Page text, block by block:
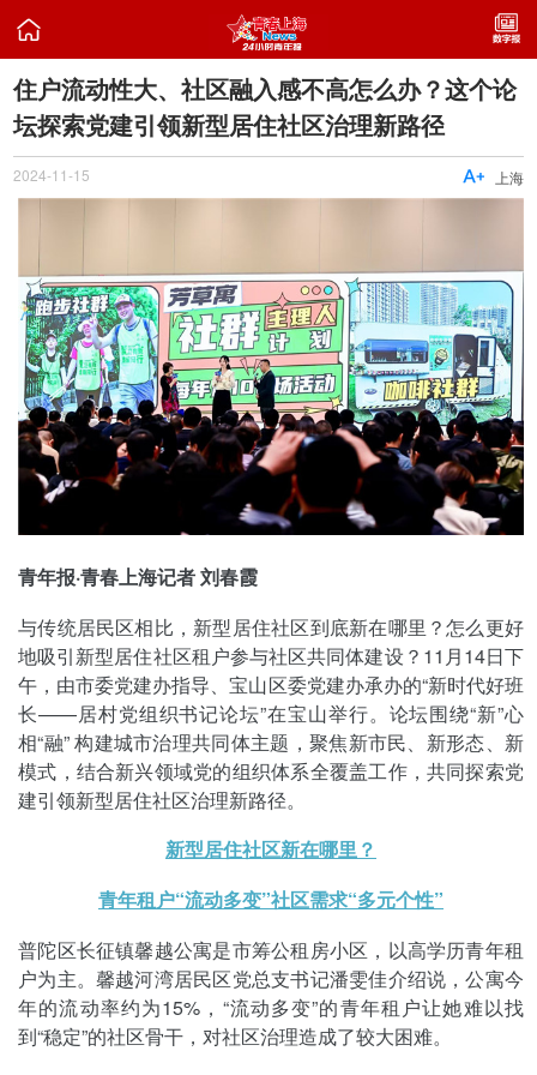

住户流动性大、社区融入感不高怎么办？这个论
坛探索党建引领新型居住社区治理新路径
2024-11-15 上海

青年报·青春上海记者 刘春霞
与传统居民区相比，新型居住社区到底新在哪里？怎么更好
地吸引新型居住社区租户参与社区共同体建设？11月14日下
午，由市委党建办指导、宝山区委党建办承办的“新时代好班
长——居村党组织书记论坛”在宝山举行。论坛围绕“新”心
相“融” 构建城市治理共同体主题，聚焦新市民、新形态、新
模式，结合新兴领域党的组织体系全覆盖工作，共同探索党
建引领新型居住社区治理新路径。
新型居住社区新在哪里？
青年租户“流动多变”社区需求“多元个性”
普陀区长征镇馨越公寓是市筹公租房小区，以高学历青年租
户为主。馨越河湾居民区党总支书记潘雯佳介绍说，公寓今
年的流动率约为15%，“流动多变”的青年租户让她难以找
到“稳定”的社区骨干，对社区治理造成了较大困难。